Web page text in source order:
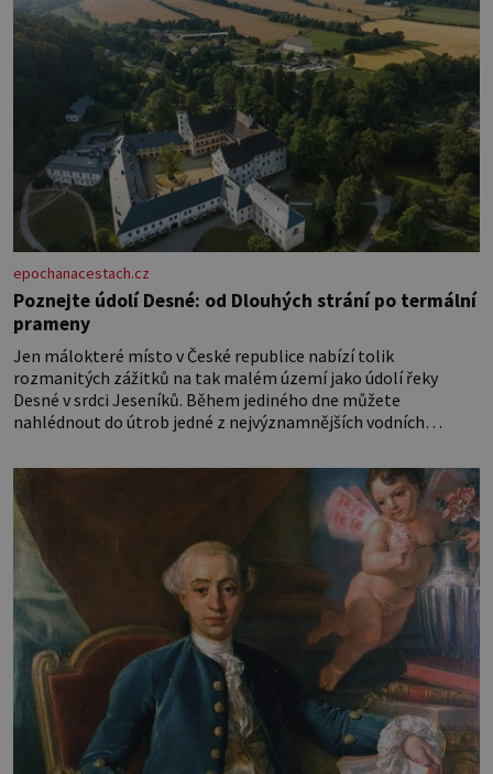
epochanacestach.cz
Poznejte údolí Desné: od Dlouhých strání po termální
prameny
Jen málokteré místo v České republice nabízí tolik
rozmanitých zážitků na tak malém území jako údolí řeky
Desné v srdci Jeseníků. Během jediného dne můžete
nahlédnout do útrob jedné z nejvýznamnějších vodních
koloběžce a den zakončit poznáváním památek ve Velkých
Losinách nebo v termálním